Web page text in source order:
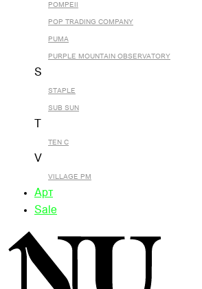
POMPEII
POP TRADING COMPANY
PUMA
PURPLE MOUNTAIN OBSERVATORY
S
STAPLE
SUB SUN
TEN C
V
VILLAGE PM
Арт
Sale